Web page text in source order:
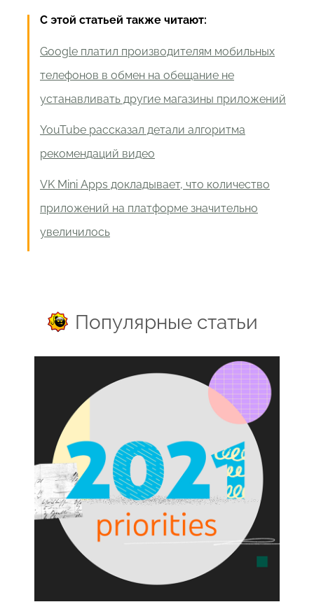
С этой статьей также читают:
Google платил производителям мобильных
телефонов в обмен на обещание не
устанавливать другие магазины приложений
YouTube рассказал детали алгоритма
рекомендаций видео
VK Mini Apps докладывает, что количество
приложений на платформе значительно
увеличилось
Популярные статьи